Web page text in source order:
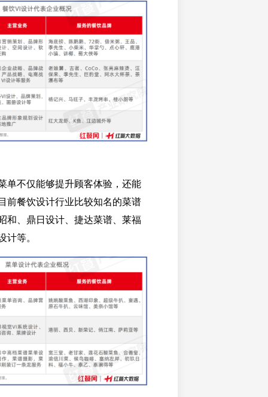
单不仅能够提升顾客体验，还能
前餐饮设计行业比较知名的菜谱
和、鼎日设计、捷达菜谱、莱福
计等。